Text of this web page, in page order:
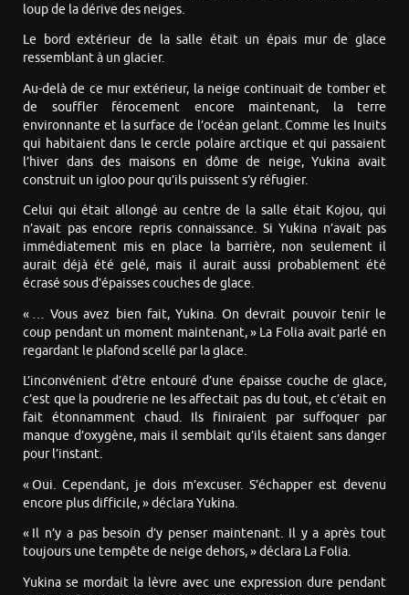
loup de la dérive des neiges.
Le bord extérieur de la salle était un épais mur de glace
ressemblant à un glacier.
Au-delà de ce mur extérieur, la neige continuait de tomber et
de souffler férocement encore maintenant, la terre
environnante et la surface de l’océan gelant. Comme les Inuits
qui habitaient dans le cercle polaire arctique et qui passaient
l’hiver dans des maisons en dôme de neige, Yukina avait
construit un igloo pour qu’ils puissent s’y réfugier.
Celui qui était allongé au centre de la salle était Kojou, qui
n’avait pas encore repris connaissance. Si Yukina n’avait pas
immédiatement mis en place la barrière, non seulement il
aurait déjà été gelé, mais il aurait aussi probablement été
écrasé sous d’épaisses couches de glace.
« … Vous avez bien fait, Yukina. On devrait pouvoir tenir le
coup pendant un moment maintenant, » La Folia avait parlé en
regardant le plafond scellé par la glace.
L’inconvénient d’être entouré d’une épaisse couche de glace,
c’est que la poudrerie ne les affectait pas du tout, et c’était en
fait étonnamment chaud. Ils finiraient par suffoquer par
manque d’oxygène, mais il semblait qu’ils étaient sans danger
pour l’instant.
« Oui. Cependant, je dois m’excuser. S’échapper est devenu
encore plus difficile, » déclara Yukina.
« Il n’y a pas besoin d’y penser maintenant. Il y a après tout
toujours une tempête de neige dehors, » déclara La Folia.
Yukina se mordait la lèvre avec une expression dure pendant